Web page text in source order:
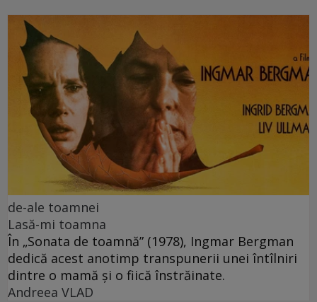
de-ale toamnei
Lasă-mi toamna
În „Sonata de toamnă” (1978), Ingmar Bergman
dedică acest anotimp transpunerii unei întîlniri
dintre o mamă și o fiică înstrăinate.
Andreea VLAD